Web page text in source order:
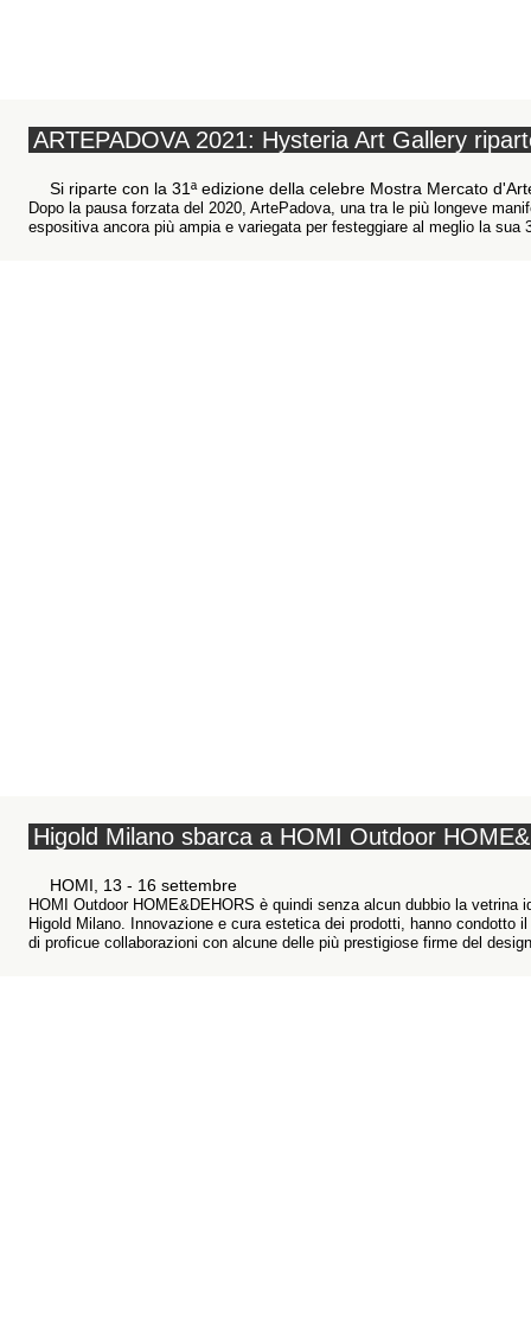
ARTEPADOVA 2021: Hysteria Art Gallery
Si riparte con la 31ª edizione della celebre Mostra Mercato
Dopo la pausa forzata del 2020, ArtePadova, una tra le più longeve
espositiva ancora più ampia e variegata per festeggiare al meglio la sua
Higold Milano sbarca a HOMI Outdoor
HOMI, 13 - 16 settembre
HOMI Outdoor HOME&DEHORS è quindi senza alcun dubbio la
Higold Milano. Innovazione e cura estetica dei prodotti, hanno
di proficue collaborazioni con alcune delle più prestigiose firme del